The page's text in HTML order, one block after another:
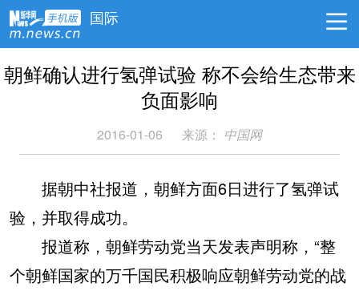
国际
朝鲜确认进行氢弹试验 称不会给生态带来
负面影响
2016-01-06 来源： 中国网
据朝中社报道，朝鲜方面6日进行了氢弹试
验，并取得成功。
报道称，朝鲜劳动党当天发表声明称，“整
个朝鲜国家的万千国民积极响应朝鲜劳动党的战